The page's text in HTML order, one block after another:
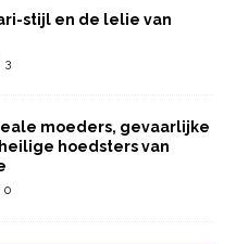
stijl en de lelie van
3
moeders, gevaarlijke
hoedsters van
0